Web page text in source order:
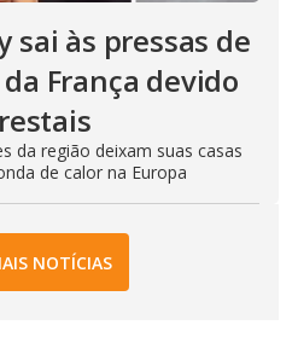
sai às pressas de
França devido
da região deixam suas casas
de calor na Europa
NOTÍCIAS